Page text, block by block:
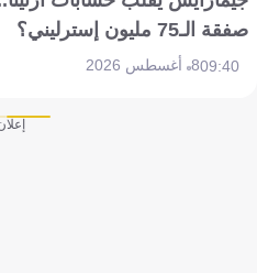
صفقة الـ75 مليون إسترليني؟
09:408 أغسطس 2026